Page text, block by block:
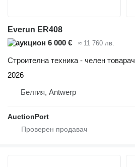
Everun ER408
6 000 €
≈ 11 760 лв.
Строителна техника - челен товарач
2026
Белгия, Antwerp
AuctionPort